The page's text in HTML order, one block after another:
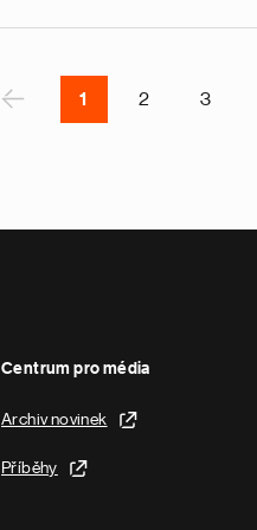
‹ 1 2 3
Centrum pro média
Archiv novinek
Příběhy